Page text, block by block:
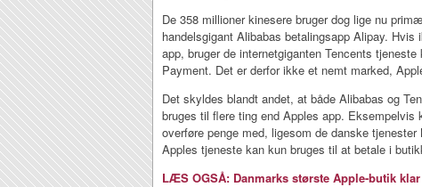
De 358 millioner kinesere bruger dog lige nu
handelsgigant Alibabas betalingsapp Alipay. Hvis
app, bruger de internetgiganten Tencents tjeneste
Payment. Det er derfor ikke et nemt marked,
Det skyldes blandt andet, at både Alibabas og
bruges til flere ting end Apples app. Eksempelvis
overføre penge med, ligesom de danske
Apples tjeneste kan kun bruges til at betale i
LÆS OGSÅ: Danmarks største Apple-butik